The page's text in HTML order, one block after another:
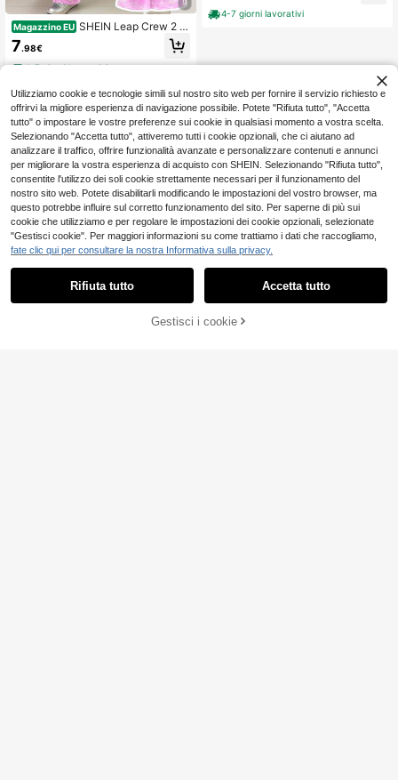
9
Magazzino EU SHEIN Leap Crew 2 p
ezzi Carini Outfit estivi per ragazze
pre-adolescenti con cartone animat
o coniglio blu Lulu Stitch Tintura a n
che corte e pantaloni a zampa, abbi
gliamento casual da lavoro per raga
zze pre-adolescenti
7.98€
4-7 giorni lavorativi
mati e pantaloncini, adatto per uso
quotidiano, picnic all'aperto, stile di
4-7 giorni lavorativi
COMPRA ORA AGGIUNGI AL CARRELLO
Utilizziamo cookie e tecnologie simili sul nostro sito web per fornire il servizio richiesto e
offrirvi la migliore esperienza di navigazione possibile. Potete "Rifiuta tutto", "Accetta
tutto" o impostare le vostre preferenze sui cookie in qualsiasi momento a vostra scelta.
Selezionando "Accetta tutto", attiveremo tutti i cookie opzionali, che ci aiutano ad
analizzare il traffico, offrire funzionalità avanzate e personalizzare contenuti e annunci
per migliorare la vostra esperienza di acquisto con SHEIN. Selezionando "Rifiuta tutto",
consentite l'utilizzo dei soli cookie strettamente necessari per il funzionamento del
nostro sito web. Potete disabilitarli modificando le impostazioni del vostro browser, ma
questo potrebbe influire sul corretto funzionamento del sito. Per saperne di più sui
cookie che utilizziamo e per regolare le impostazioni dei cookie opzionali, selezionate
"Gestisci cookie". Per maggiori informazioni su come trattiamo i dati che raccogliamo,
fate clic qui per consultare la nostra Informativa sulla privacy.
Rifiuta tutto Accetta tutto
Gestisci i cookie